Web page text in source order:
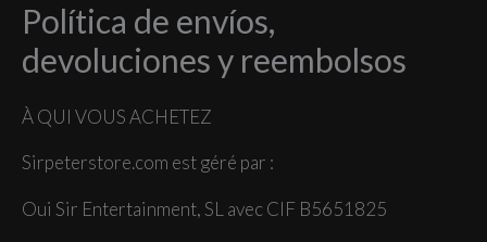
Política de envíos,
devoluciones y reembolsos
À QUI VOUS ACHETEZ
Sirpeterstore.com est géré par :
Oui Sir Entertainment, SL avec CIF B5651825